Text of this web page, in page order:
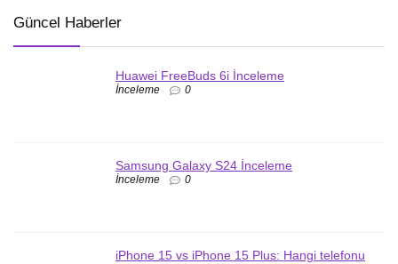
Güncel Haberler
Huawei FreeBuds 6i İnceleme
İnceleme 0
Samsung Galaxy S24 İnceleme
İnceleme 0
iPhone 15 vs iPhone 15 Plus: Hangi telefonu